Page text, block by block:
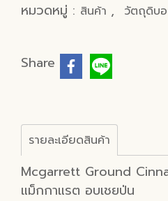
หมวดหมู่ : สินค้า , วัตถุดิบ
Share
รายละเอียดสินค้า
Mcgarrett Ground
แม็กกาแรต อบเชยป่น